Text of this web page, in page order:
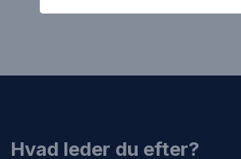
​Hvad leder du efter?